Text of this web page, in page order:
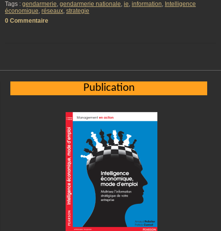
Tags : gendarmerie, gendarmerie nationale, ie, information, Intelligence
économique, réseaux, strategie
0 Commentaire
Publication